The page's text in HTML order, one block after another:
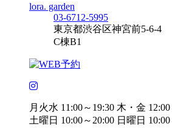
lora. garden
03-6712-5995
東京都渋谷区神宮前5-6-4
C棟B1
月火水 11:00～19:30 木・金
土曜日 10:00～20:00 日曜日